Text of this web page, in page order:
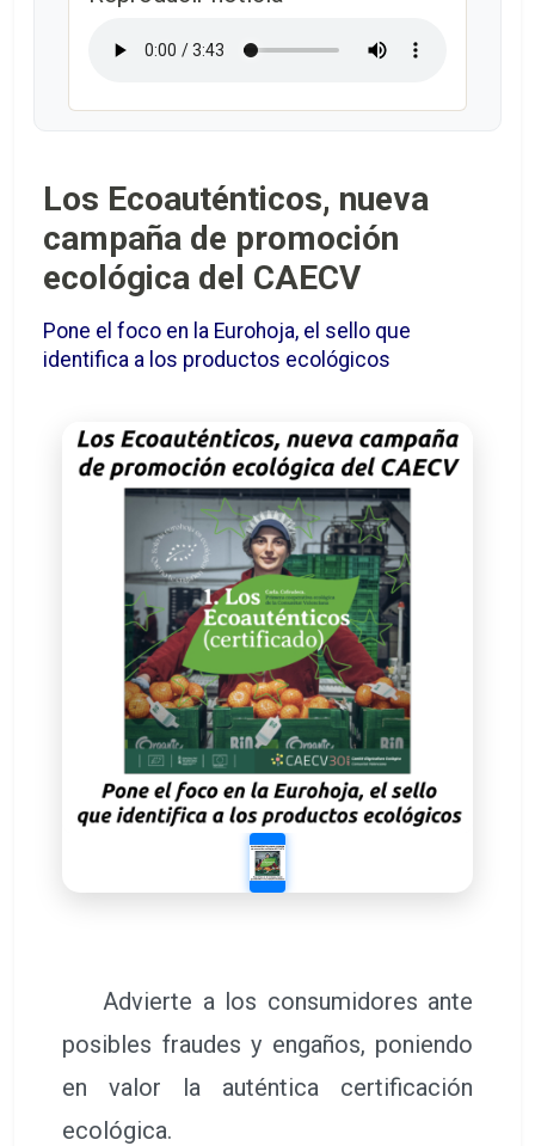
Los Ecoauténticos, nueva
campaña de promoción
ecológica del CAECV
Pone el foco en la Eurohoja, el sello que
identifica a los productos ecológicos
Advierte a los consumidores ante
posibles fraudes y engaños, poniendo
en valor la auténtica certificación
ecológica.